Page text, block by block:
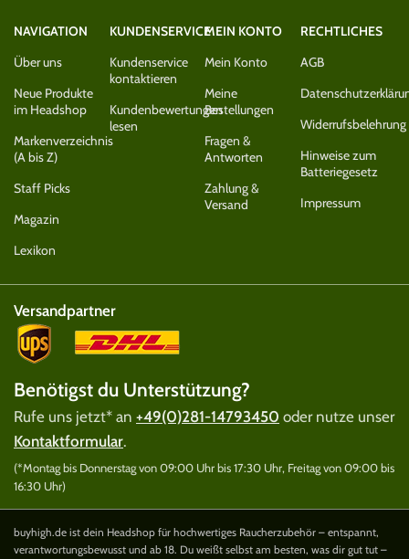
NAVIGATION
Über uns
Neue Produkte
im Headshop
Markenverzeichnis
(A bis Z)
Staff Picks
Magazin
Lexikon
KUNDENSERVICE
Kundenservice
kontaktieren
Kundenbewertungen
lesen
MEIN KONTO
Mein Konto
Meine
Bestellungen
Fragen &
Antworten
Zahlung &
Versand
RECHTLICHES
AGB
Widerrufsbelehrung
Hinweise zum
Batteriegesetz
Impressum
Versandpartner
Benötigst du Unterstützung?
Rufe uns jetzt* an +49(0)281-14793450 oder nutze unser
Kontaktformular.
(*Montag bis Donnerstag von 09:00 Uhr bis 17:30 Uhr, Freitag von 09:00 bis
16:30 Uhr)
buyhigh.de ist dein Headshop für hochwertiges Raucherzubehör – entspannt,
verantwortungsbewusst und ab 18. Du weißt selbst am besten, was dir gut tut –